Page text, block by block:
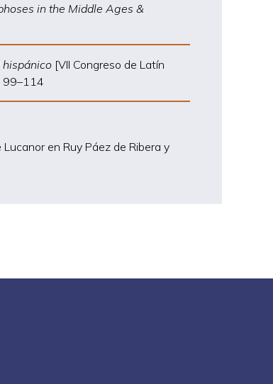
in the Middle Ages &
[VII Congreso de Latín
99–114
en Ruy Páez de Ribera y